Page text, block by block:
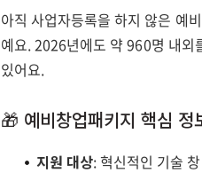
아직 사업자등록을 하지 않은 예
예요. 2026년에도 약 960명 내외
있어요.
🎁 예비창업패키지 핵심 정
지원 대상: 혁신적인 기술